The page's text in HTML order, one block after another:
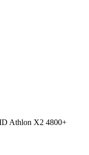
Athlon X2 4800+